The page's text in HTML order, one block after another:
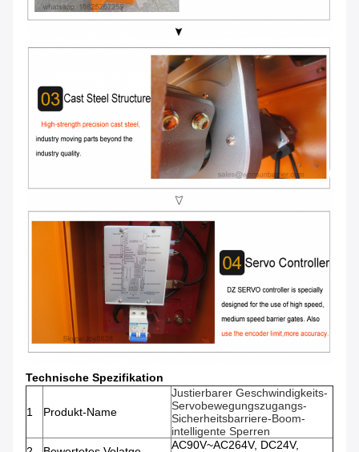
Technische Spezifikation
1 Produkt-Name
Justierbarer Geschwindigkeits-
Servobewegungszugangs-
Sicherheitsbarriere-Boom-
intelligente Sperren
AC90V~AC264V, DC24V,